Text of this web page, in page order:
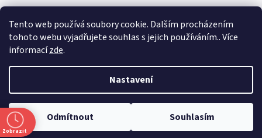
Tento web používá soubory cookie. Dalším procházením
tohoto webu vyjadřujete souhlas s jejich používáním.. Více
informacízde.
Nastavení
Odmítnout Souhlasím
Vytvořil Shoptet
Copyright 2026Zlatnictví Masaříkovi. Všechna práva vyhrazena.
Upravit nastavení cookies
Zobrazit